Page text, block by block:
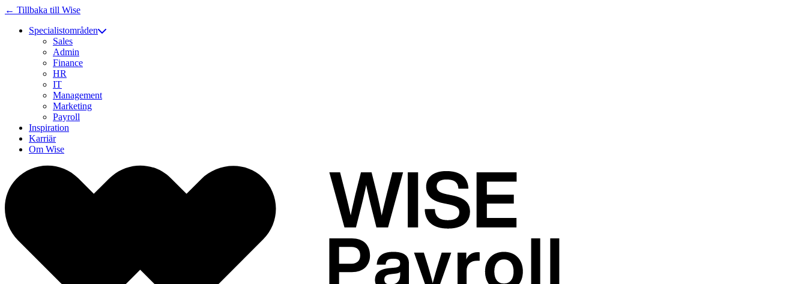
← Tillbaka till Wise
Specialistområden
Sales
Admin
Finance
HR
IT
Management
Marketing
Payroll
Inspiration
Karriär
Om Wise